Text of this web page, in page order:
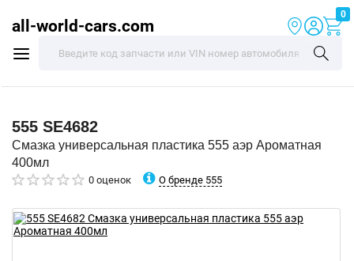
all-world-cars.com
0
555 SE4682
Смазка универсальная пластика 555 аэр Ароматная
400мл
0 оценок О бренде 555